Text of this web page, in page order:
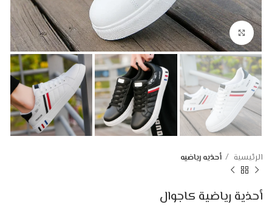
Click to enlarge
الرئيسية أحذيه رياضيه
أحذية رياضية كاجوال